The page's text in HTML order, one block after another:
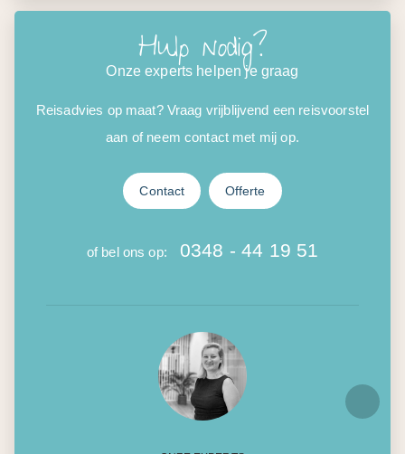
Hulp nodig?
Onze experts helpen je graag
Reisadvies op maat? Vraag vrijblijvend een reisvoorstel
aan of neem contact met mij op.
Contact Offerte
of bel ons op: 0348 - 44 19 51